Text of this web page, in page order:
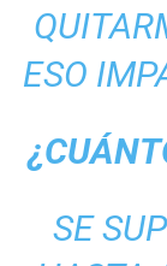
ESO
SE